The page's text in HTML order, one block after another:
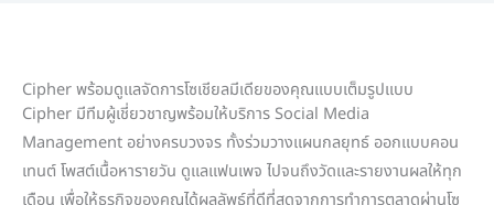
Cipher พร้อมดูแลจัดการโซเชียลมีเดียของคุณแบบเต็มรูปแบบ
Cipher มีทีมผู้เชี่ยวชาญพร้อมให้บริการ Social Media
Management อย่างครบวงจร ทั้งร่วมวางแผนกลยุทธ์ ออกแบบคอน
เทนต์ โพสต์เนื้อหารายวัน ดูแลแฟนเพจ ไปจนถึงวัดและรายงานผลให้ทุก